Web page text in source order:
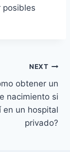
posibles
NEXT
obtener un
nacimiento si
en un hospital
privado?